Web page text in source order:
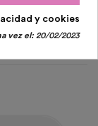
)
y cookies
vez el:20/02/2023